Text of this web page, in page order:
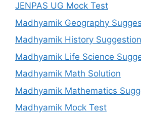
JENPAS UG Mock Test
Madhyamik Geography
Madhyamik History Suggestion
Madhyamik Life Science
Madhyamik Math Solution
Madhyamik Mathematics
Madhyamik Mock Test